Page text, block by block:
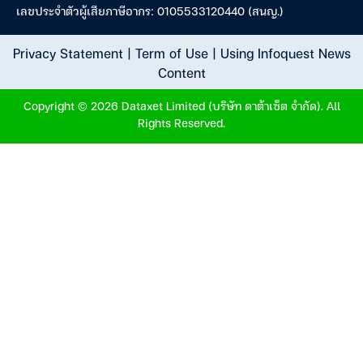
เลขประจำตัวผู้เสียภาษีอากร: 0105533120440 (สนญ.)
Privacy Statement| Term of Use| Using Infoquest News
Content
Copyright © 2026 Dataxet Limited (บริษัท ดาต้าเซ็ต จำกัด). All
Rights Reserved.